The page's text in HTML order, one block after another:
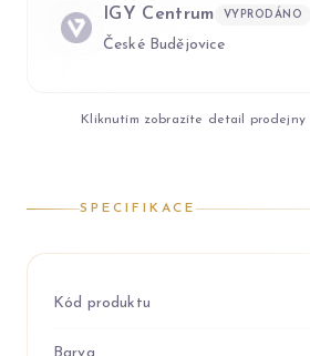
IGY Centrum VYPRODÁNO
České Budějovice
Kliknutím zobrazíte detail prodejny
SPECIFIKACE
Kód produktu